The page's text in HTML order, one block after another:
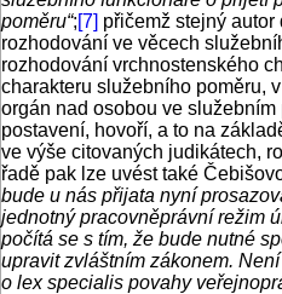
poměru“;[7] přičemž stejný
rozhodování ve věcech
rozhodování vrchnostenského
charakteru služebního poměru,
orgán nad osobou ve
postavení, hovoří, a to na
ve výše citovaných judikátech,
řadě pak lze uvést také
bude u nás přijata nyní
jednotný pracovněprávní režim
počítá se s tím, že bude nutné
upravit zvláštním zákonem.
o lex specialis povahy